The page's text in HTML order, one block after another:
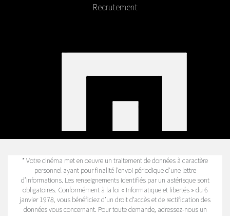
Recrutement
* Votre cinéma met en oeuvre un traitement de données à caractère
personnel ayant pour finalité l’envoi périodique d’une lettre
d’informations. Les renseignements identifiés par un astérisque sont
obligatoires. Conformément à la loi « Informatique et libertés » du 6
janvier 1978, vous bénéficiez d’un droit d’accès et de rectification des
données vous concernant. Pour toute demande, adressez-nous un